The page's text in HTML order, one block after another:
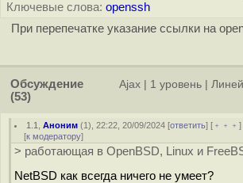
Ключевые слова: openssh
При перепечатке указание ссылки на
Обсуждение
(53)
Ajax 1 уровень
1.1 ,Аноним (1), 22:22, 20/09/2024 [ответить] [ ﹢﹢﹢]
[к модератору]
> работающая в OpenBSD, Linux и
NetBSD как всегда ничего не умеет?